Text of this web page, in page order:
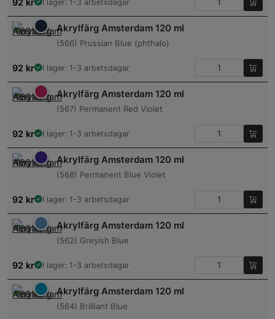
92 kr I lager: 1-3 arbetsdagar
Akrylfärg Amsterdam 120 ml
(566) Prussian Blue (phthalo)
92 kr I lager: 1-3 arbetsdagar
Akrylfärg Amsterdam 120 ml
(567) Permanent Red Violet
92 kr I lager: 1-3 arbetsdagar
Akrylfärg Amsterdam 120 ml
(568) Permanent Blue Violet
92 kr I lager: 1-3 arbetsdagar
Akrylfärg Amsterdam 120 ml
(562) Greyish Blue
92 kr I lager: 1-3 arbetsdagar
Akrylfärg Amsterdam 120 ml
(564) Brilliant Blue